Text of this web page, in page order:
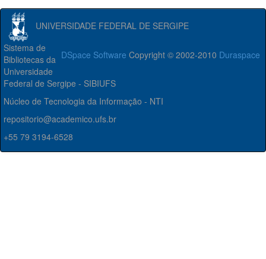
UNIVERSIDADE FEDERAL DE SERGIPE
DSpace Software Copyright © 2002-2010 Duraspace
Sistema de
Bibliotecas da
Universidade
Federal de Sergipe - SIBIUFS
Núcleo de Tecnologia da Informação - NTI
repositorio@academico.ufs.br
+55 79 3194-6528